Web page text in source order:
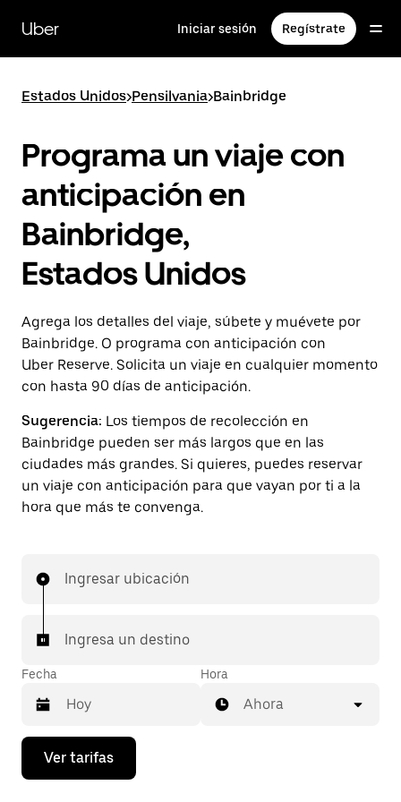
contenido
principal
Uber Iniciar sesión Regístrate
Estados Unidos>Pensilvania>Bainbridge
Programa un viaje con
anticipación en
Bainbridge,
Estados Unidos
Agrega los detalles del viaje, súbete y muévete por
Bainbridge. O programa con anticipación con
Uber Reserve. Solicita un viaje en cualquier momento
con hasta 90 días de anticipación.
Sugerencia: Los tiempos de recolección en
Bainbridge pueden ser más largos que en las
ciudades más grandes. Si quieres, puedes reservar
un viaje con anticipación para que vayan por ti a la
hora que más te convenga.
Ingresar ubicación
Ingresa un destino
Fecha
Presiona
flecha
Hora
Ahora
Ver tarifas